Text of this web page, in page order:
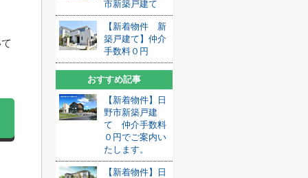
市新築戸建て
【新着物件 新
築戸建て】仲介
手数料０円
おすすめ記事
【新着物件】日
野市新築戸建
て 仲介手数料
０円でご案内い
たします。
【新着物件】日